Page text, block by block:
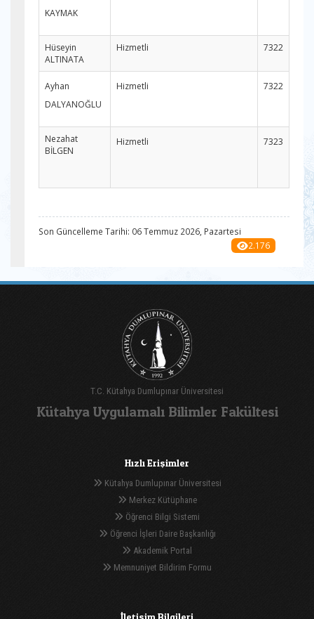
KAYMAK
Hüseyin
ALTINATA
Hizmetli 7322
Ayhan
DALYANOĞLU
Hizmetli 7322
Nezahat
BİLGEN
Hizmetli 7323
Son Güncelleme Tarihi: 06 Temmuz 2026, Pazartesi
2.176
T.C. Kütahya Dumlupınar Üniversitesi
Kütahya Uygulamalı Bilimler Fakültesi
Hızlı Erişimler
Kütahya Dumlupınar Üniversitesi
Merkez Kütüphane
Öğrenci Bilgi Sistemi
Öğrenci İşleri Daire Başkanlığı
Akademik Portal
Memnuniyet Bildirim Formu
İletişim Bilgileri